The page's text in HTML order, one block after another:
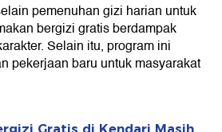
pemenuhan gizi harian untuk
bergizi gratis berdampak
Selain itu, program ini
pekerjaan baru untuk masyarakat